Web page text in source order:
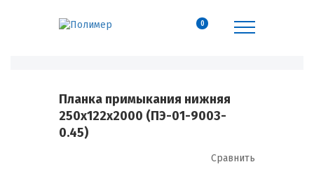
0
Планка примыкания нижняя
250х122х2000 (ПЭ-01-9003-
0.45)
Сравнить